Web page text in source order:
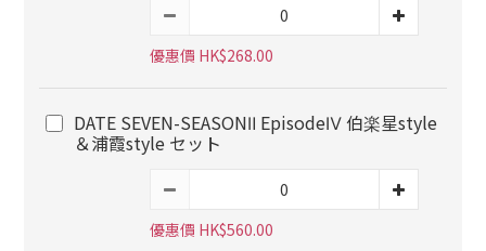
優惠價 HK$268.00
DATE SEVEN-SEASONⅡ EpisodeⅣ 伯楽星style
＆浦霞style セット
優惠價 HK$560.00